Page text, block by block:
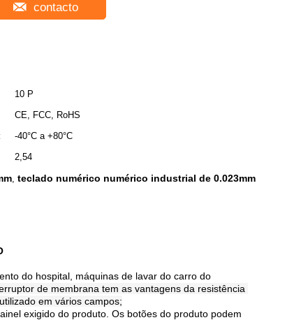
contacto
10 P
CE, FCC, RoHS
-40°C a +80°C
2,54
, teclado numérico numérico industrial de 0.023mm
do hospital, máquinas de lavar do carro do
de membrana tem as vantagens da resistência
em vários campos;
exigido do produto. Os botões do produto podem